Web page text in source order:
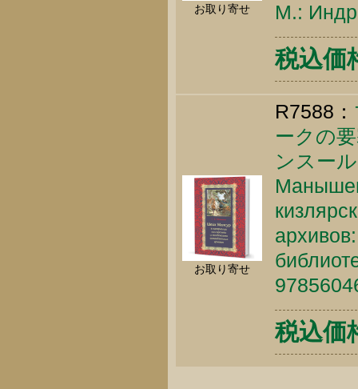
お取り寄せ
М.:
税込価
お取り寄せ
R7588：
ークの
ンスール
税込価